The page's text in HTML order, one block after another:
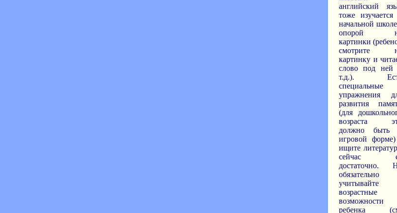
английский
тоже
начальной
опорой
картинки
смотрите
картинку и
слово под ней
т.д.).
специальные
упражнения
развития
(для
возраста
должно быть
игровой
ищите
сейчас
достаточно.
обязательно
учитывайте
возрастные
возможности
ребенка